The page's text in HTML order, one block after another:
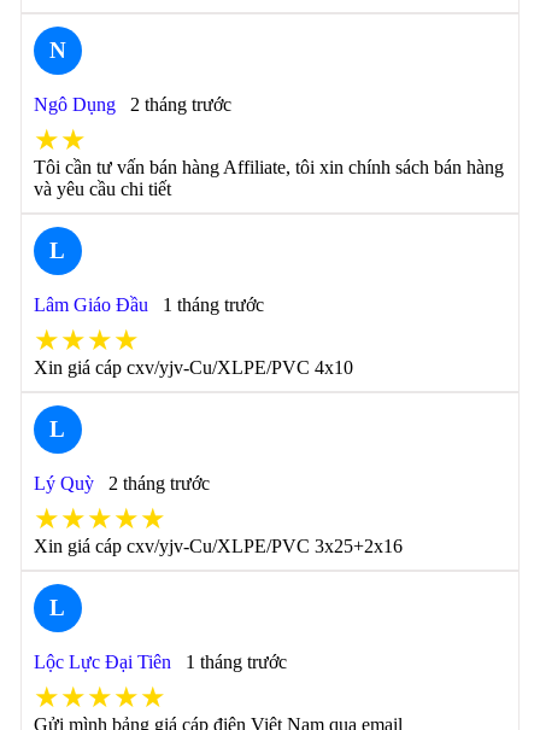
N
Ngô Dụng 2 tháng trước
★★
Tôi cần tư vấn bán hàng Affiliate, tôi xin chính sách bán hàng
và yêu cầu chi tiết
L
Lâm Giáo Đầu 1 tháng trước
★★★★
Xin giá cáp cxv/yjv-Cu/XLPE/PVC 4x10
L
Lý Quỳ 2 tháng trước
★★★★★
Xin giá cáp cxv/yjv-Cu/XLPE/PVC 3x25+2x16
L
Lộc Lực Đại Tiên 1 tháng trước
★★★★★
Gửi mình bảng giá cáp điện Việt Nam qua email